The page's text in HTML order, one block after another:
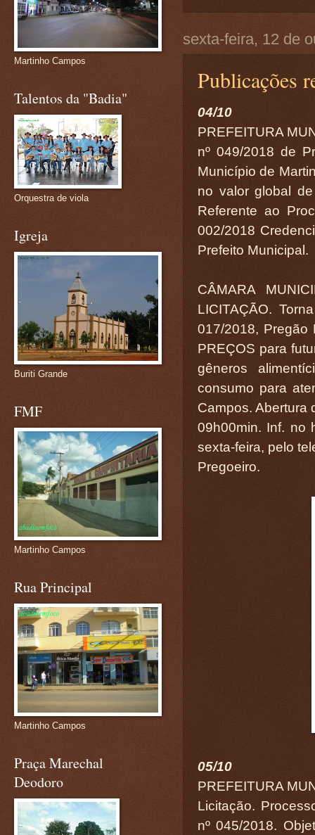
sexta-feira, 12 de
Publicações
04/10
PREFEITURA
nº 049/2018 de
Município de
no valor global
Referente ao
002/2018
Prefeito Municipal.
CÂMARA
LICITAÇÃO.
017/2018, Pregão
PREÇOS para
gêneros
consumo para
Campos. Abertura
09h00min. Inf. no
sexta-feira, pelo
Pregoeiro.
05/10
PREFEITURA
Licitação.
nº 045/2018.
Martinho Campos
Talentos da "Badia"
Orquestra de viola
Igreja
Buriti Grande
FMF
Martinho Campos
Rua Principal
Martinho Campos
Praça Marechal
Deodoro